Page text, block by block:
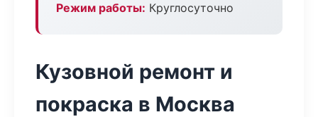
Режим работы: Круглосуточно
Кузовной ремонт и
покраска в Москва